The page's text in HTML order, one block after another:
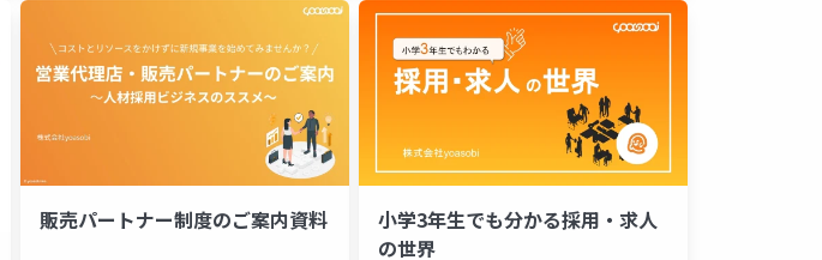
販売パートナー制度のご案内資料
小学3年生でも分かる採用・求人
の世界